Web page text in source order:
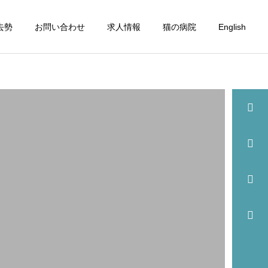
勢 お問い合わせ 求人情報 猫の病院 English
詳細を見る